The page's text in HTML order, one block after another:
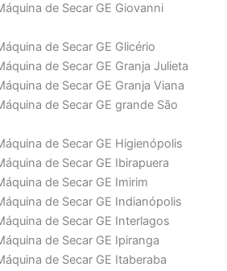
de Secar GE Giovanni
de Secar GE Glicério
de Secar GE Granja Julieta
de Secar GE Granja Viana
de Secar GE grande São
de Secar GE Higienópolis
de Secar GE Ibirapuera
de Secar GE Imirim
de Secar GE Indianópolis
de Secar GE Interlagos
de Secar GE Ipiranga
de Secar GE Itaberaba